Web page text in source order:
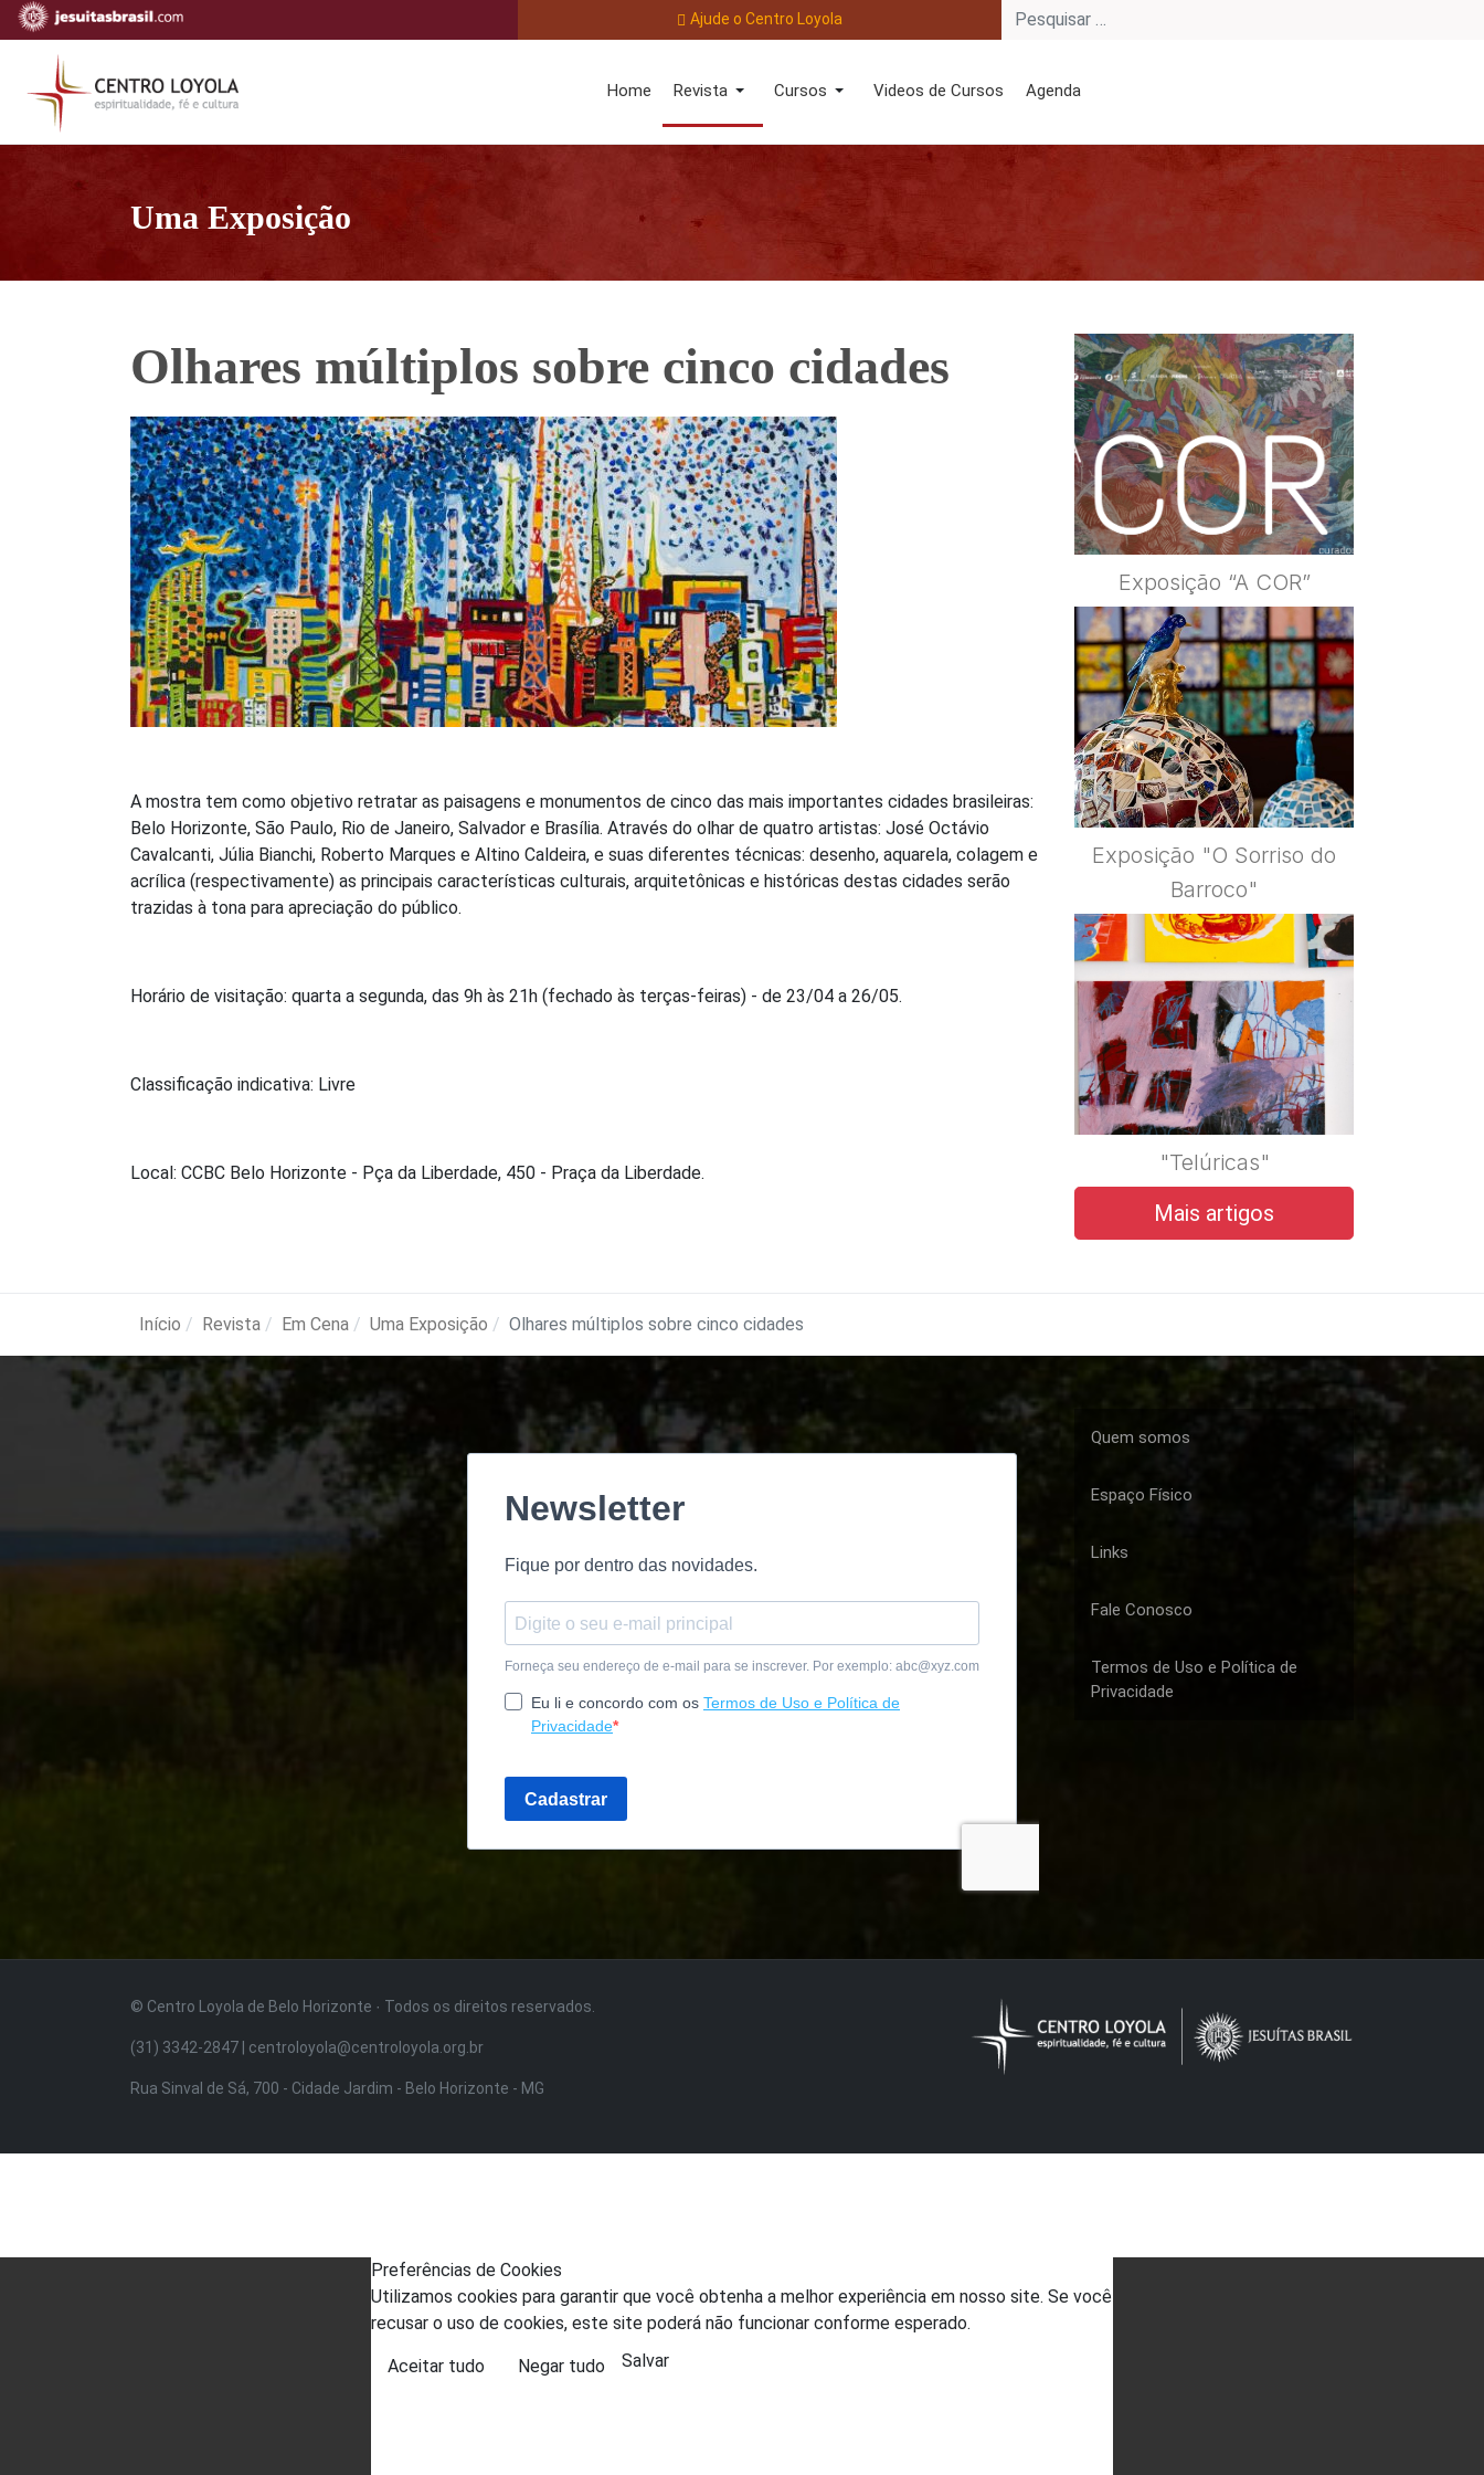
Ajude o Centro Loyola
Home Revista Cursos Videos de Cursos Agenda
Uma Exposição
Olhares múltiplos sobre cinco cidades
A mostra tem como objetivo retratar as paisagens e monumentos de cinco das mais importantes cidades brasileiras:
Belo Horizonte, São Paulo, Rio de Janeiro, Salvador e Brasília. Através do olhar de quatro artistas: José Octávio
Cavalcanti, Júlia Bianchi, Roberto Marques e Altino Caldeira, e suas diferentes técnicas: desenho, aquarela, colagem e
acrílica (respectivamente) as principais características culturais, arquitetônicas e históricas destas cidades serão
trazidas à tona para apreciação do público.
Horário de visitação: quarta a segunda, das 9h às 21h (fechado às terças-feiras) - de 23/04 a 26/05.
Classificação indicativa: Livre
Local: CCBC Belo Horizonte - Pça da Liberdade, 450 - Praça da Liberdade.
Exposição “A COR”
Exposição "O Sorriso do
Barroco"
"Telúricas"
Mais artigos
Início Revista Em Cena Uma Exposição Olhares múltiplos sobre cinco cidades
Quem somos
Espaço Físico
Links
Fale Conosco
Termos de Uso e Política de
Privacidade
© Centro Loyola de Belo Horizonte · Todos os direitos reservados.
(31) 3342-2847 | centroloyola@centroloyola.org.br
Rua Sinval de Sá, 700 - Cidade Jardim - Belo Horizonte - MG
Preferências de Cookies
Utilizamos cookies para garantir que você obtenha a melhor experiência em nosso site. Se você
recusar o uso de cookies, este site poderá não funcionar conforme esperado.
Aceitar tudo Negar tudo Salvar